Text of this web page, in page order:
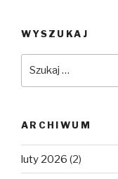
WYSZUKAJ
ARCHIWUM
luty 2026 (2)